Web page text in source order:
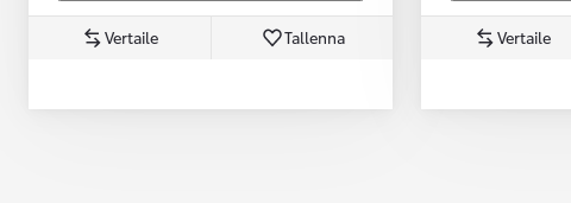
Vertaile Tallenna Vertaile